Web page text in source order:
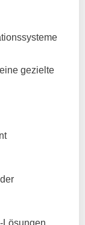
gezielte
Lösungen